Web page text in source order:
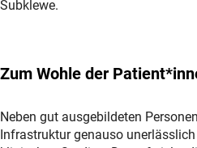
Subklewe.
Zum Wohle der
Neben gut ausgebildeten
Infrastruktur genauso